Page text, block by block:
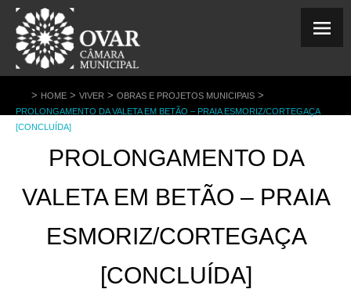
> HOME > VIVER > OBRAS E PROJETOS MUNICIPAIS >
PROLONGAMENTO DA VALETA EM BETÃO – PRAIA ESMORIZ/CORTEGAÇA
[CONCLUÍDA]
PROLONGAMENTO DA
VALETA EM BETÃO – PRAIA
ESMORIZ/CORTEGAÇA
[CONCLUÍDA]